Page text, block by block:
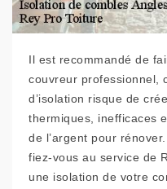
Il est recommandé de
couvreur professionnel,
d’isolation risque de
thermiques, inefficaces
de l’argent pour
fiez-vous au service de
une isolation de votre